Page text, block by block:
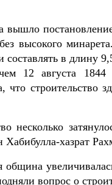
вышло
высокого
составлять в длину
12 августа
что
несколько
Хабибулла-хазрат
община
вопрос о